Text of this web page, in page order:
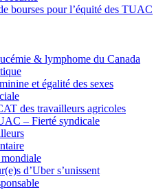
bourses pour l’équité des TUAC
& lymphome du Canada
et égalité des sexes
des travailleurs agricoles
– Fierté syndicale
d’Uber s’unissent